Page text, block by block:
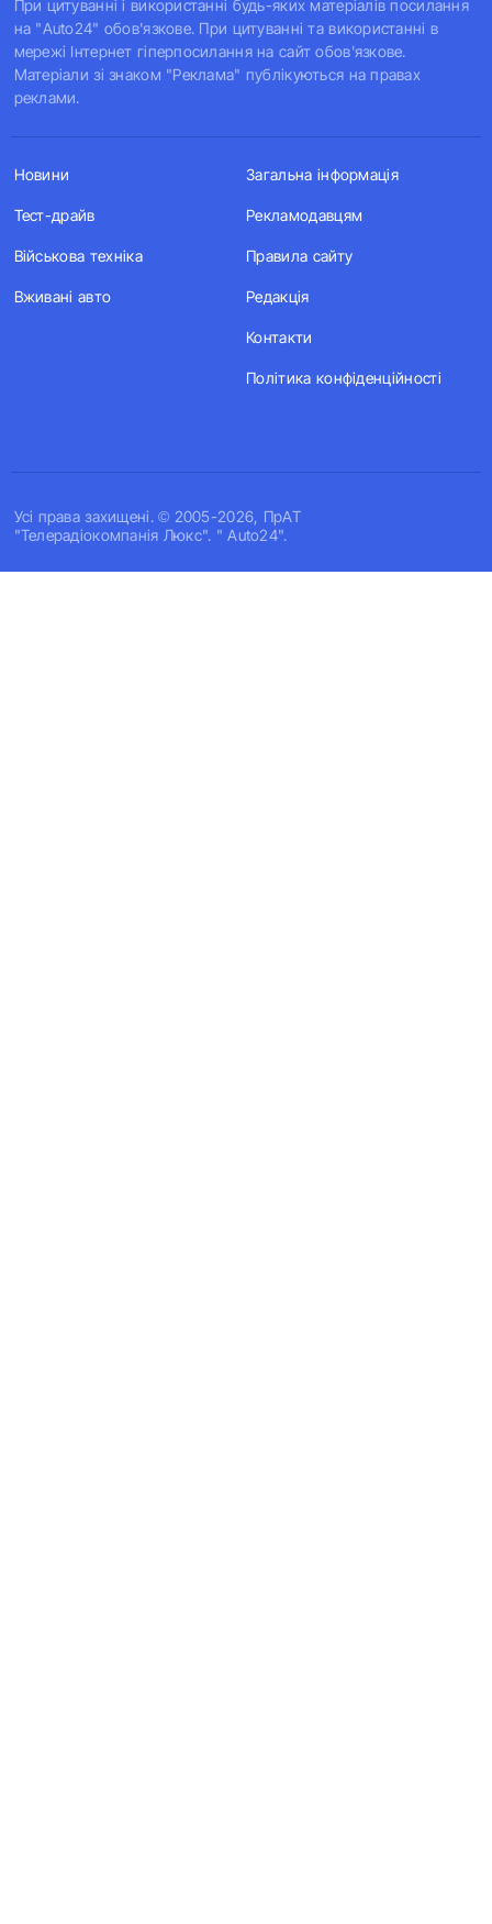
При цитуванні і використанні будь-яких матеріалів посилання
на "Auto24" обов'язкове. При цитуванні та використанні в
мережі Інтернет гіперпосилання на сайт обов'язкове.
Матеріали зі знаком "Реклама" публікуються на правах
реклами.
Усi права захищенi. © 2005-2026, ПрАТ
"Телерадіокомпанія Люкс". " Auto24".
Новини
Тест-драйв
Військова техніка
Вживані авто
Загальна інформація
Рекламодавцям
Правила сайту
Редакція
Контакти
Політика конфіденційності